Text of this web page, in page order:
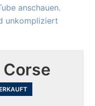
anschauen.
unkompliziert
Corse